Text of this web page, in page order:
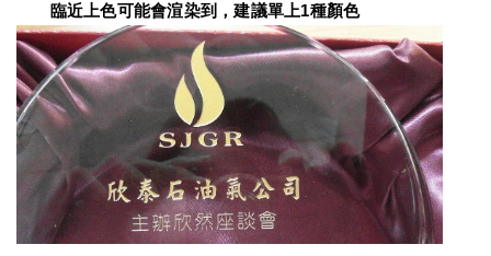
臨近上色可能會渲染到，建議單上1種顏色